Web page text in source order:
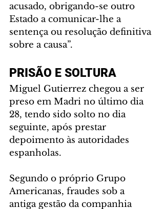
acusado, obrigando-se outro
Estado a comunicar-lhe a
sentença ou resolução definitiva
sobre a causa”.
PRISÃO E SOLTURA
Miguel Gutierrez chegou a ser
preso em Madri no último dia
28, tendo sido solto no dia
seguinte, após prestar
depoimento às autoridades
espanholas.
Segundo o próprio Grupo
Americanas, fraudes sob a
antiga gestão da companhia